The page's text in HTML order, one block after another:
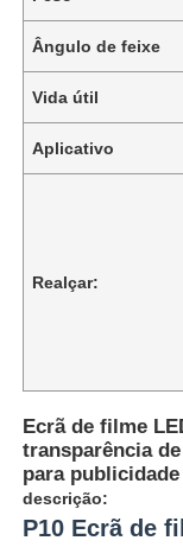
Para casa
Sobre nós
Fábrica
Ângulo de feixe
Vida útil
Aplicativo
Realçar:
Ecrã de filme
transparência
para
descrição:
P10 Ecrã de